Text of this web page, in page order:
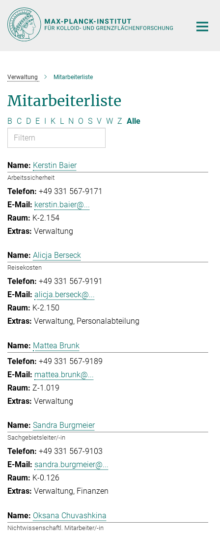
Hauptinhalt
Verwaltung Mitarbeiterliste
Mitarbeiterliste
B C D E I K L N O S V W Z Alle
Kerstin Baier
Arbeitssicherheit
+49 331 567-9171
kerstin.baier@...
K-2.154
Verwaltung
Alicja Berseck
Reisekosten
+49 331 567-9191
alicja.berseck@...
K-2.150
Verwaltung Personalabteilung
Mattea Brunk
+49 331 567-9189
mattea.brunk@...
Z-1.019
Verwaltung
Sandra Burgmeier
Sachgebietsleiter/-in
+49 331 567-9103
sandra.burgmeier@...
K-0.126
Verwaltung Finanzen
Oksana Chuvashkina
Nichtwissenschaftl. Mitarbeiter/-in